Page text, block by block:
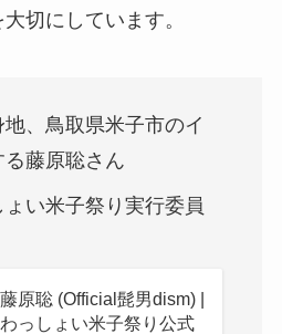
切にしています。
、鳥取県米子市のイ
藤原聡さん
ょい米子祭り実行委員
藤原聡 (Official髭男dism) |
わっしょい米子祭り公式